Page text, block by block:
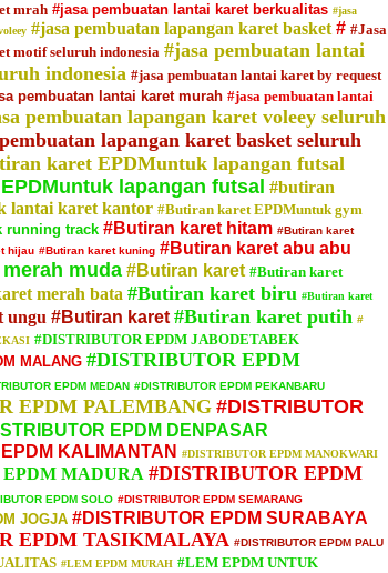
mrah #jasa pembuatan lantai karet berkualitas #jasa
#jasa pembuatan lapangan karet basket # #Jasa
motif seluruh indonesia #jasa pembuatan lantai
indonesia #jasa pembuatan lantai karet by request
pembuatan lantai karet murah #jasa pembuatan lantai
pembuatan lapangan karet voleey seluruh
lapangan karet basket seluruh
karet EPDMuntuk lapangan futsal
lapangan futsal #butiran
lantai karet kantor #Butiran karet EPDMuntuk gym
running track #Butiran karet hitam #Butiran karet
hijau #Butiran karet kuning #Butiran karet abu abu
muda #Butiran karet #Butiran karet
merah bata #Butiran karet biru #Butiran karet
ungu #Butiran karet #Butiran karet putih #
#DISTRIBUTOR EPDM JABODETABEK
MALANG #DISTRIBUTOR EPDM
EPDM MEDAN #DISTRIBUTOR EPDM PEKANBARU
EPDM PALEMBANG #DISTRIBUTOR
EPDM DENPASAR
KALIMANTAN
#DISTRIBUTOR EPDM MANOKWARI
MADURA #DISTRIBUTOR EPDM
EPDM SOLO #DISTRIBUTOR EPDM SEMARANG
JOGJA #DISTRIBUTOR EPDM SURABAYA
EPDM TASIKMALAYA #DISTRIBUTOR EPDM PALU
#LEM EPDM MURAH #LEM EPDM UNTUK